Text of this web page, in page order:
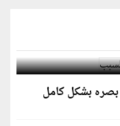
السبب
بشكل كامل